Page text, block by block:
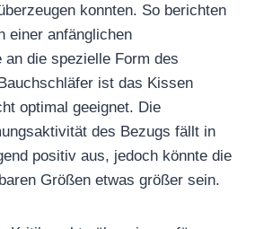
konnten. So berichten
einer anfänglichen
an die spezielle Form des
ist das Kissen
optimal geeignet. Die
des Bezugs fällt in
positiv aus, jedoch könnte die
Größen etwas größer sein.